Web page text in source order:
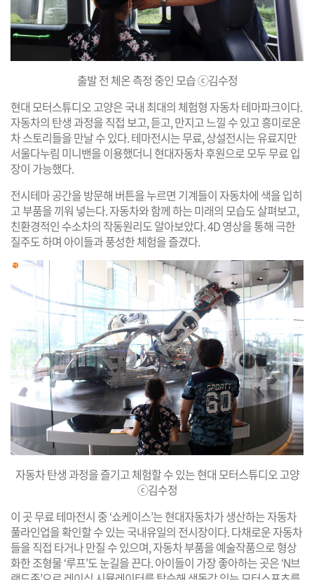
출발 전 체온 측정 중인 모습 ⓒ김수정
현대 모터스튜디오 고양은 국내 최대의 체험형 자동차 테마파크이다.
자동차의 탄생 과정을 직접 보고, 듣고, 만지고 느낄 수 있고 흥미로운
차 스토리들을 만날 수 있다. 테마전시는 무료, 상설전시는 유료지만
서울다누림 미니밴을 이용했더니 현대자동차 후원으로 모두 무료 입
장이 가능했다.
전시테마 공간을 방문해 버튼을 누르면 기계들이 자동차에 색을 입히
고 부품을 끼워 넣는다. 자동차와 함께 하는 미래의 모습도 살펴보고,
친환경적인 수소차의 작동원리도 알아보았다. 4D 영상을 통해 극한
질주도 하며 아이들과 풍성한 체험을 즐겼다.
자동차 탄생 과정을 즐기고 체험할 수 있는 현대 모터스튜디오 고양
ⓒ김수정
이 곳 무료 테마전시 중 ‘쇼케이스’는 현대자동차가 생산하는 자동차
풀라인업을 확인할 수 있는 국내유일의 전시장이다. 다채로운 자동차
들을 직접 타거나 만질 수 있으며, 자동차 부품을 예술작품으로 형상
화한 조형물 ‘루프’도 눈길을 끈다. 아이들이 가장 좋아하는 곳은 ‘N브